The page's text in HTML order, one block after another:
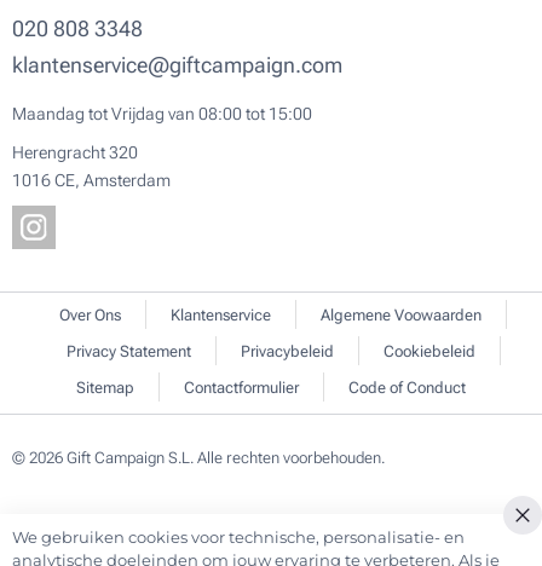
020 808 3348
klantenservice@giftcampaign.com
Maandag tot Vrijdag van 08:00 tot 15:00
Herengracht 320
1016 CE, Amsterdam
Over Ons Klantenservice
Algemene Voowaarden
Privacy Statement
Privacybeleid
Cookiebeleid
Sitemap
Contactformulier Code of Conduct
© 2026 Gift Campaign S.L. Alle rechten voorbehouden.
We gebruiken cookies voor technische, personalisatie- en
analytische doeleinden om jouw ervaring te verbeteren. Als je